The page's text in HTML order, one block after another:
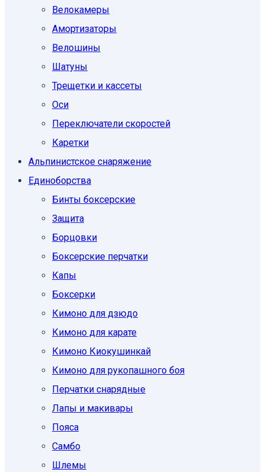
Велокамеры
Амортизаторы
Велошины
Шатуны
Трещетки и кассеты
Оси
Переключатели скоростей
Каретки
Альпинистское снаряжение
Единоборcтва
Бинты боксерские
Защита
Борцовки
Боксерские перчатки
Капы
Боксерки
Кимоно для дзюдо
Кимоно для карате
Кимоно Киокушинкай
Кимоно для рукопашного боя
Перчатки снарядные
Лапы и макивары
Пояса
Самбо
Шлемы